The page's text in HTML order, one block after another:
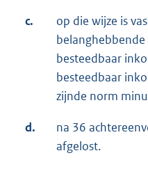
c.
op die wijze is
besteedbaar
besteedbaar
zijnde norm
d.
na 36
afgelost.